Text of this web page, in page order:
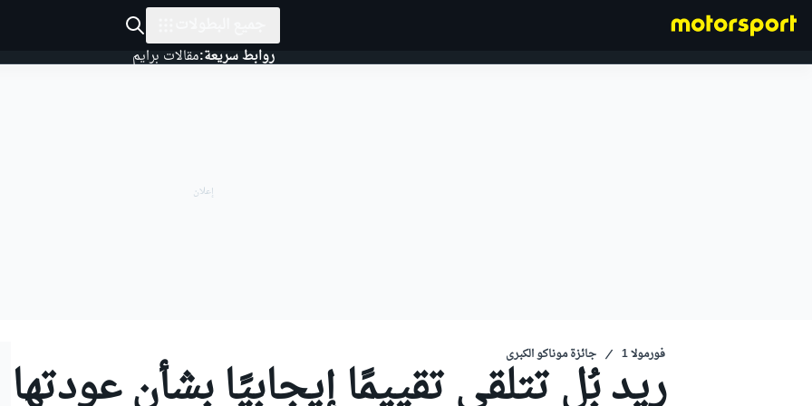
روابط سريعة:مقالات برايم
فورمولا 1 جائزة موناكو الكبرى
ريد بُل تتلقى تقييمًا إيجابيًا بشأن عودتها